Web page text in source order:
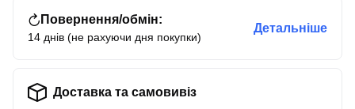
Повернення/обмін:
14 днів (не рахуючи дня покупки)
Детальніше
Доставка та самовивіз